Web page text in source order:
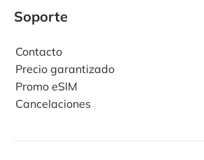
Soporte
Contacto
Precio garantizado
Promo eSIM
Cancelaciones